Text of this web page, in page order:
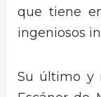
que tiene
ingeniosos
Su último y